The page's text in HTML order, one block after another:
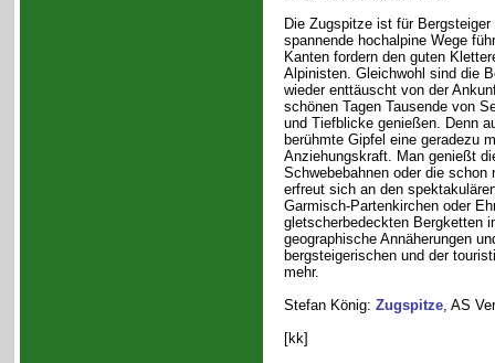
Die Zugspitze ist für
spannende hochalpine Wege
Kanten fordern den guten
Alpinisten. Gleichwohl sind die
wieder enttäuscht von der
schönen Tagen Tausende von
und Tiefblicke genießen. Denn
berühmte Gipfel eine geradezu
Anziehungskraft. Man genießt
Schwebebahnen oder die
erfreut sich an den
Garmisch-Partenkirchen oder
gletscherbedeckten Bergketten
geographische Annäherungen
bergsteigerischen und der
mehr.
Stefan König: Zugspitze, AS
[kk]